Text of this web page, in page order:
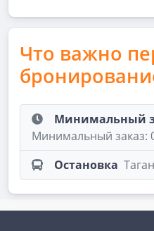
Что важно
Минимальный
Минимальный заказ:
Остановка